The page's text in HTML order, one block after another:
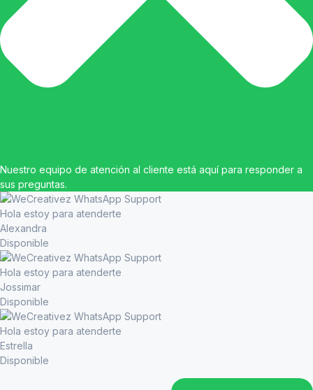
Nuestro equipo de atención al cliente está aquí para responder a
sus preguntas.
Hola estoy para atenderte
Alexandra
Disponible
Hola estoy para atenderte
Jossimar
Disponible
Hola estoy para atenderte
Estrella
Disponible